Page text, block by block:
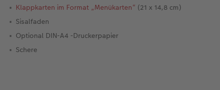
Reisefotobuch
Kundenbeispiele
Foto auf Holz
Fotogrößen & Formate
Sofortfotogrußkarten
Sofortfotosets
Textilien
Digitale Grußkarte
Bio-based Case
CEWE myPhotos
für Großeltern
für Tierfreunde
Klappkarten im Format „Menükarten“ (21 x 14,8 cm)
Sisalfaden
Optional DIN-A4 -Druckerpapier
Schere